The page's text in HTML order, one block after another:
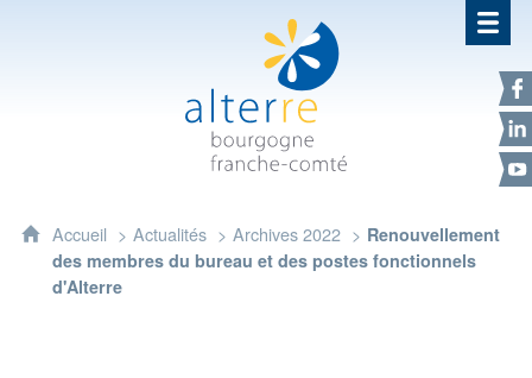
Alterre Bourgogne Franche-
Accueil Actualités Archives 2022
Renouvellement
des membres du bureau et des postes fonctionnels
d'Alterre